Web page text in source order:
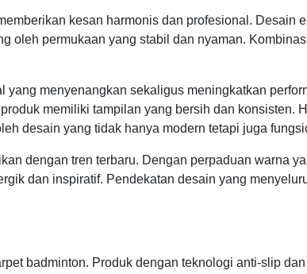
kesan harmonis dan profesional. Desain
oleh permukaan yang stabil dan nyaman.
menyenangkan sekaligus meningkatkan
memiliki tampilan yang bersih dan konsisten.
desain yang tidak hanya modern tetapi juga
dengan tren terbaru. Dengan perpaduan warna
dan inspiratif. Pendekatan desain yang
badminton. Produk dengan teknologi anti-slip